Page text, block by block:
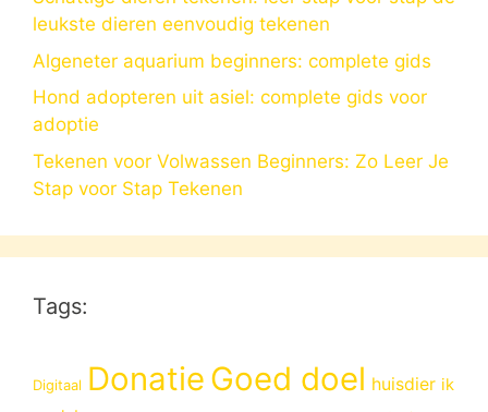
leukste dieren eenvoudig tekenen
Algeneter aquarium beginners: complete gids
Hond adopteren uit asiel: complete gids voor
adoptie
Tekenen voor Volwassen Beginners: Zo Leer Je
Stap voor Stap Tekenen
Tags:
Digitaal Donatie Goed doel huisdier ik